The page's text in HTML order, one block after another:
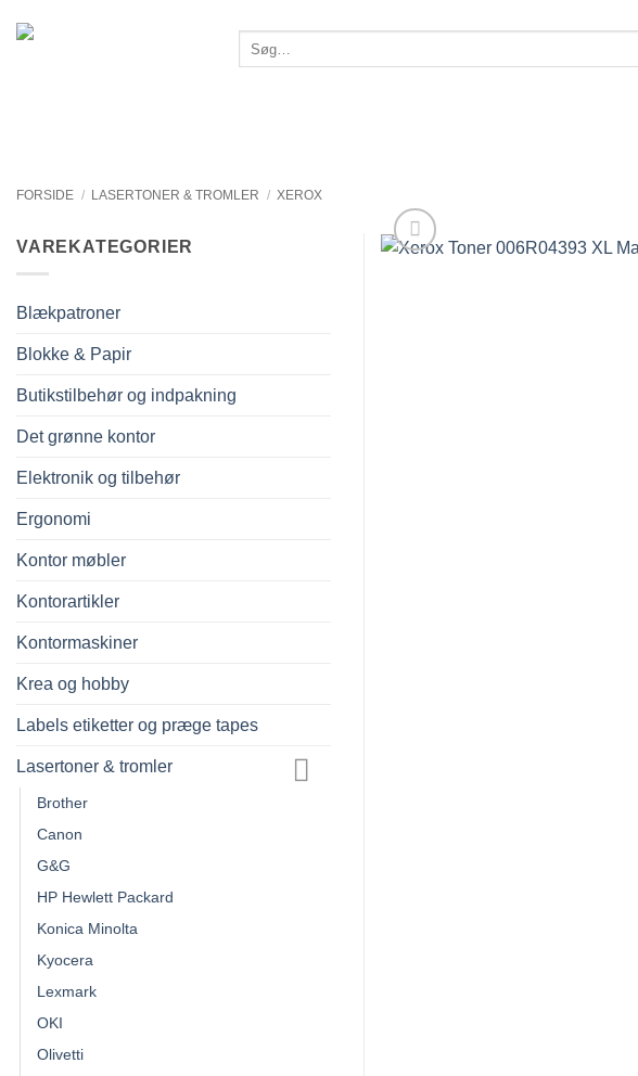
efter:
FORSIDE / LASERTONER & TROMLER / XEROX
VAREKATEGORIER
Blækpatroner
Blokke & Papir
Butikstilbehør og indpakning
Det grønne kontor
Elektronik og tilbehør
Ergonomi
Kontor møbler
Kontorartikler
Kontormaskiner
Krea og hobby
Labels etiketter og præge tapes
Lasertoner & tromler
Brother
Canon
G&G
HP Hewlett Packard
Konica Minolta
Kyocera
Lexmark
OKI
Olivetti